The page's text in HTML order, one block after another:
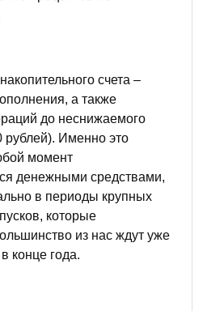
счета –
а также
до неснижаемого
рублей). Именно это
момент
денежными средствами,
в периоды крупных
которые
из нас ждут уже
конце года.